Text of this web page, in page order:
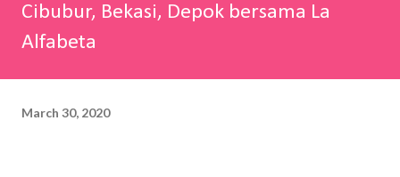
Cibubur, Bekasi, Depok bersama La
Alfabeta
March 30, 2020